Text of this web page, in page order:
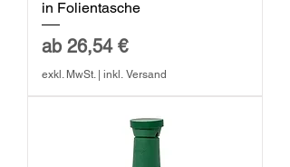
in Folientasche
ab 26,54 €
Sale-Preis
exkl. MwSt. | inkl. Versand